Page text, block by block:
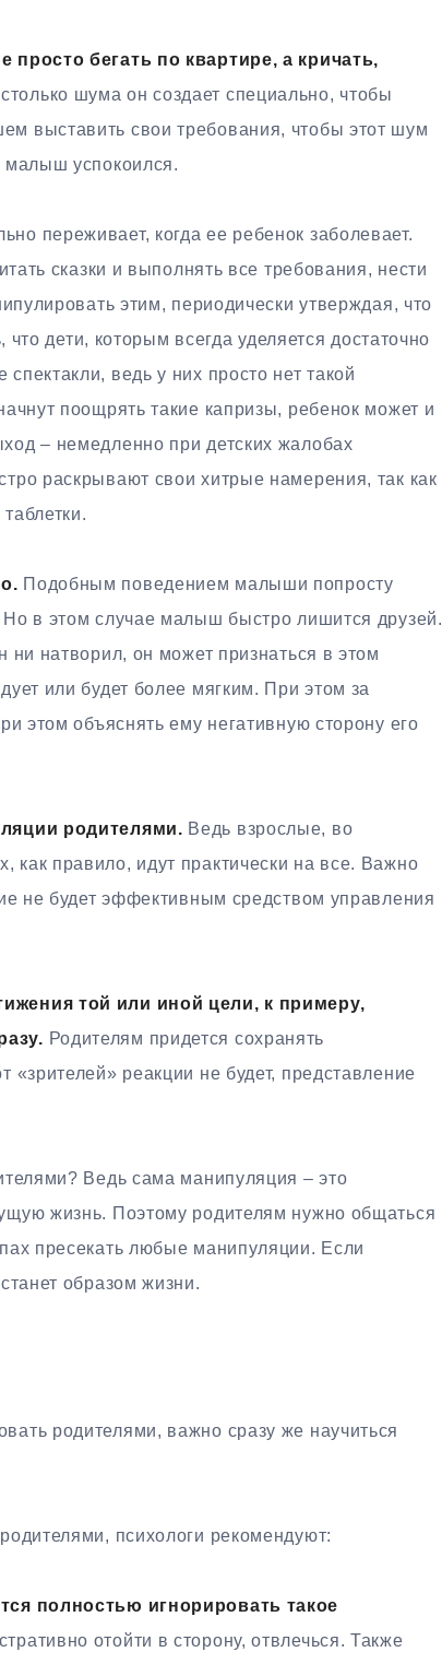
просто бегать по квартире, а кричать,
шума он создает специально, чтобы
выставить свои требования, чтобы этот шум
успокоился.
переживает, когда ее ребенок заболевает.
сказки и выполнять все требования, нести
этим, периодически утверждая, что
дети, которым всегда уделяется достаточно
ведь у них просто нет такой
поощрять такие капризы, ребенок может и
– немедленно при детских жалобах
раскрывают свои хитрые намерения, так как
Подобным поведением малыши попросту
Но в этом случае малыш быстро лишится друзей.
натворил, он может признаться в этом
или будет более мягким. При этом за
этом объяснять ему негативную сторону его
родителями. Ведь взрослые, во
правило, идут практически на все. Важно
не будет эффективным средством управления
той или иной цели, к примеру,
Родителям придется сохранять
«зрителей» реакции не будет, представление
Ведь сама манипуляция – это
жизнь. Поэтому родителям нужно общаться
пресекать любые манипуляции. Если
образом жизни.
родителями, важно сразу же научиться
психологи рекомендуют:
полностью игнорировать такое
отойти в сторону, отвлечься. Также